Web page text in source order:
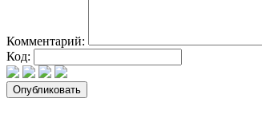
Комментарий:
Код: